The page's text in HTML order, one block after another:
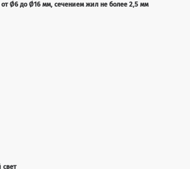
Ø6 до Ø16 мм, сечением жил не более 2,5 мм
свет